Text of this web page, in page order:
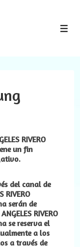
RIVERO
un fin
del canal de
RIVERO
serán de
RIVERO
se reserva el
a los
a través de